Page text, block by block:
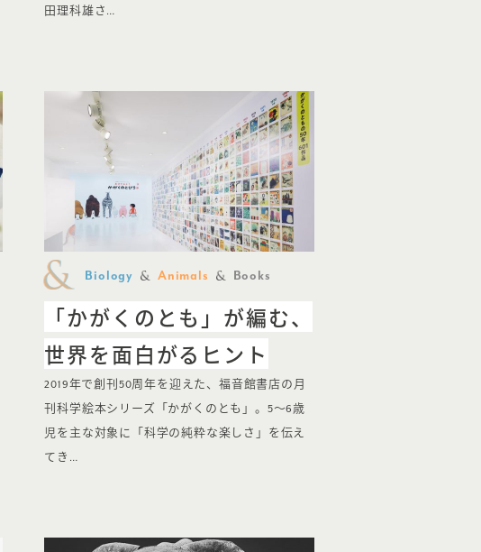
田理科雄さ…
Biology Animals Books
「かがくのとも」が編む、
世界を面白がるヒント
2019年で創刊50周年を迎えた、福音館書店の月
刊科学絵本シリーズ「かがくのとも」。5〜6歳
児を主な対象に「科学の純粋な楽しさ」を伝え
てき…